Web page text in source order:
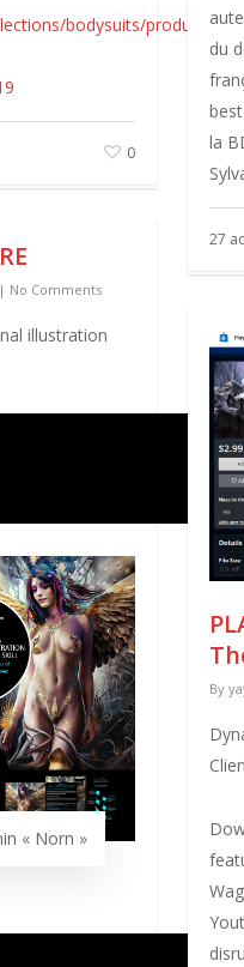
bodysuits/products/
0
du
la
27
| No Comments
illustration
« Norn »
By